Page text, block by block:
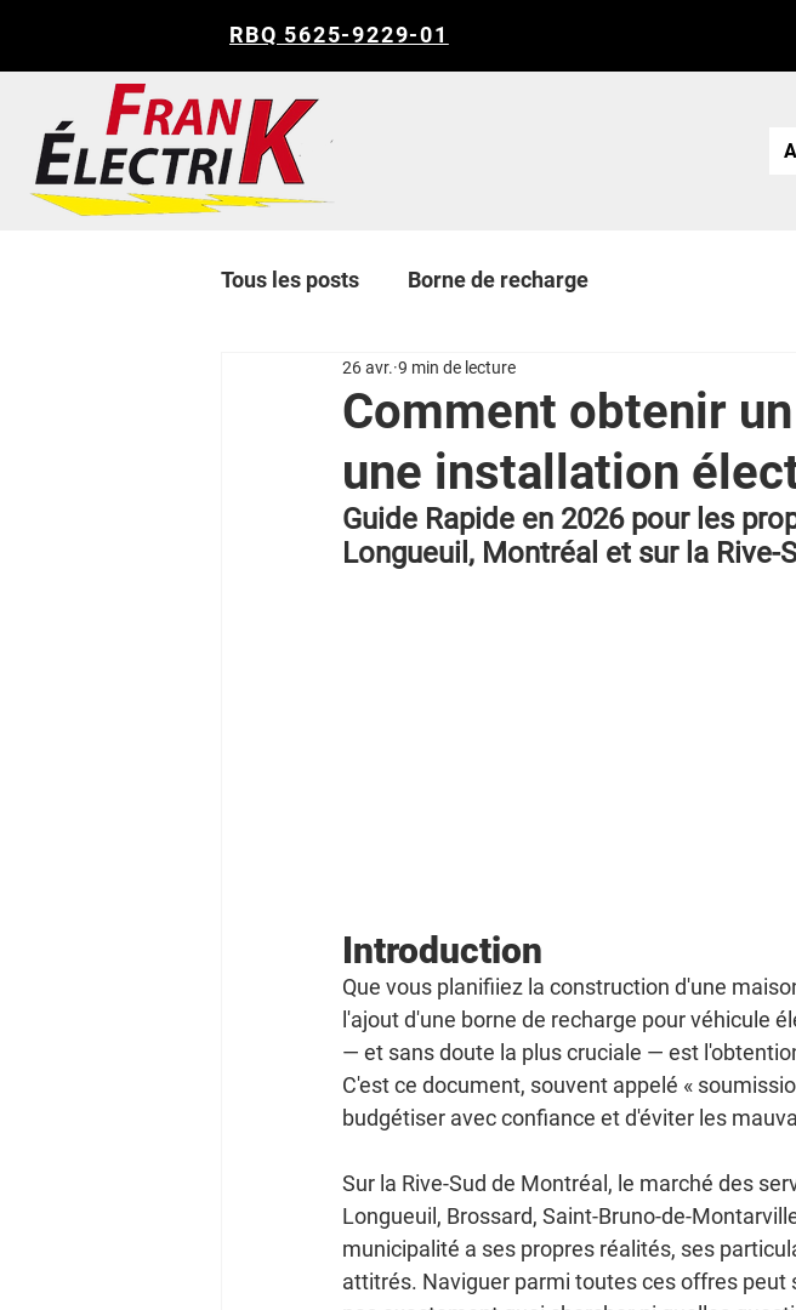
RBQ 5625-9229-01
Tous les posts Borne de recharge
Comment obtenir
une installation
26 avr. 9 min de lecture
Guide Rapide en 2026 pour les
Longueuil, Montréal et sur la Rive-
Introduction
Que vous planifiiez la construction d'une
l'ajout d'une borne de recharge pour véhicule
— et sans doute la plus cruciale — est
C'est ce document, souvent appelé «
budgétiser avec confiance et d'éviter les
Sur la Rive-Sud de Montréal, le marché des
Longueuil, Brossard, Saint-Bruno-de-
municipalité a ses propres réalités, ses
attitrés. Naviguer parmi toutes ces offres